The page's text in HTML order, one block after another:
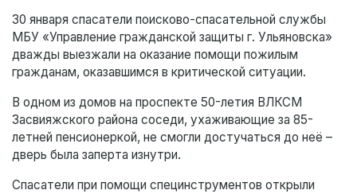
30 января спасатели поисково-спасательной службы
МБУ «Управление гражданской защиты г. Ульяновска»
дважды выезжали на оказание помощи пожилым
гражданам, оказавшимся в критической ситуации.
В одном из домов на проспекте 50-летия ВЛКСМ
Засвияжского района соседи, ухаживающие за 85-
летней пенсионеркой, не смогли достучаться до неё –
дверь была заперта изнутри.
Спасатели при помощи специнструментов открыли